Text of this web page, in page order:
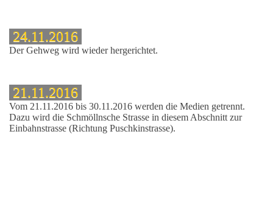
24.11.2016
Der Gehweg wird wieder hergerichtet.
21.11.2016
Vom 21.11.2016 bis 30.11.2016 werden die Medien getrennt.
Dazu wird die Schmöllnsche Strasse in diesem Abschnitt zur
Einbahnstrasse (Richtung Puschkinstrasse).